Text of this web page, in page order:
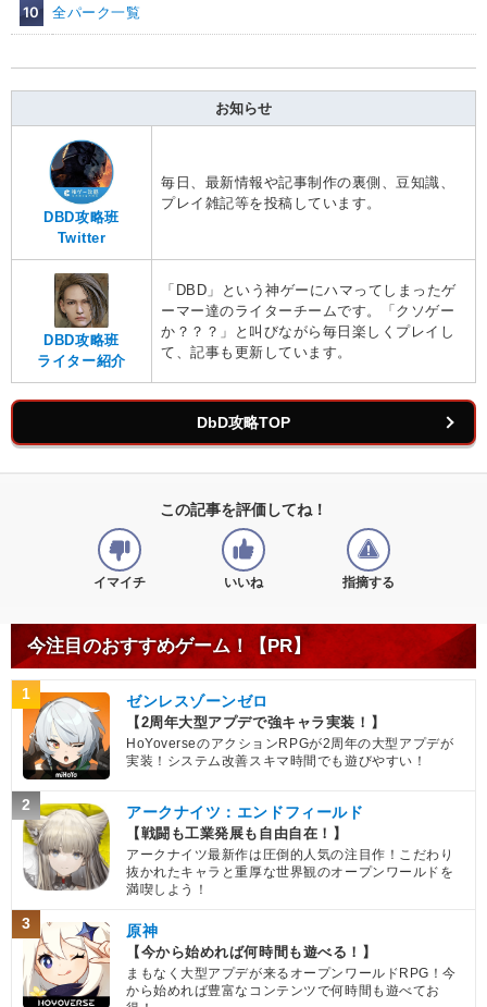
10 全パーク一覧
お知らせ
DBD攻略班
Twitter
毎日、最新情報や記事制作の裏側、豆知識、
プレイ雑記等を投稿しています。
DBD攻略班
ライター紹介
「DBD」という神ゲーにハマってしまったゲ
ーマー達のライターチームです。「クソゲー
か？？？」と叫びながら毎日楽しくプレイし
て、記事も更新しています。
DbD攻略TOP
この記事を評価してね！
イマイチ いいね 指摘する
今注目のおすすめゲーム！【PR】
1 ゼンレスゾーンゼロ
【2周年大型アプデで強キャラ実装！】
HoYoverseのアクションRPGが2周年の大型アプデが
実装！システム改善スキマ時間でも遊びやすい！
2 アークナイツ：エンドフィールド
【戦闘も工業発展も自由自在！】
アークナイツ最新作は圧倒的人気の注目作！こだわり
抜かれたキャラと重厚な世界観のオープンワールドを
満喫しよう！
3 原神
【今から始めれば何時間も遊べる！】
まもなく大型アプデが来るオープンワールドRPG！今
から始めれば豊富なコンテンツで何時間も遊べてお